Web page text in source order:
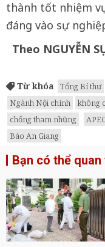
thành tốt nhiệm
đáng vào sự
Theo NGUYỄN
Từ khóa Tổng Bí thư
Ngành Nội chính
không
chống tham nhũng
Báo An Giang
Bạn có thể quan